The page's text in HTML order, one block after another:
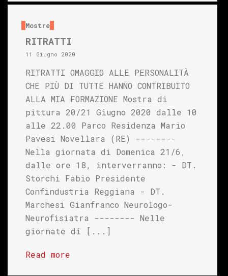
Mostre
RITRATTI
11 Giugno 2020
RITRATTI OMAGGIO ALLE PERSONALITÀ
CHE PIÙ DI TUTTE HANNO CONTRIBUITO
ALLA MIA FORMAZIONE Mostra di
pittura 20/21 Giugno 2020 dalle 10
alle 22.00 Parco Residenza Mario
Pavesi Novellara (RE) --------
Nella giornata di Domenica 21/6,
dalle ore 18, interverranno: - DT.
Storchi Fabio Presidente
Confindustria Reggiana - DT.
Marchesi Gianfranco Neurologo-
Neurofisiatra -------- Nelle
giornate di [...]
Read more